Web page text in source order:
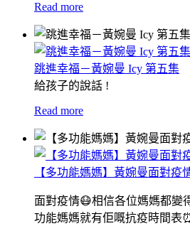
Read more
跳進幸福－黃婉曼 Icy 第五集
給孩子的說話 !
Read more
【多功能媽媽】黃婉曼面對疫
面對疫情😷相信各位媽媽都變
功能媽媽就有佢嘅抗疫時間表